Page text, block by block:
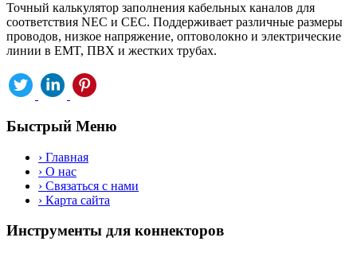
Точный калькулятор заполнения кабельных каналов для
соответствия NEC и CEC. Поддерживает различные размеры
проводов, низкое напряжение, оптоволокно и электрические
линии в EMT, ПВХ и жестких трубах.
Быстрый Меню
› Главная
› О нас
› Связаться с нами
› Карта сайта
Инструменты для коннекторов